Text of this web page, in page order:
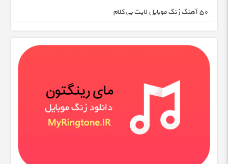
50 آهنگ زنگ موبایل لایت بی کلام